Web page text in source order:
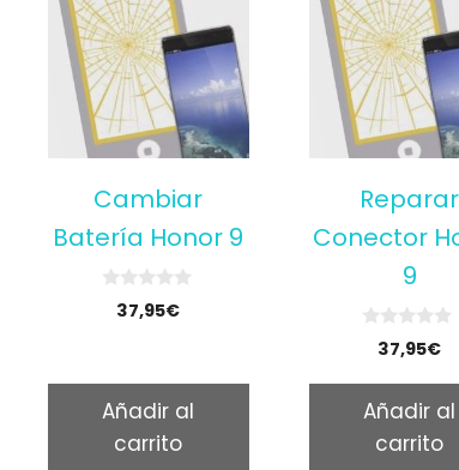
Cambiar
Batería Honor 9
f
5
37,95€
Añadir al
carrito
Reparar
Conector
9
o
37,95€
Añadir al
carrito